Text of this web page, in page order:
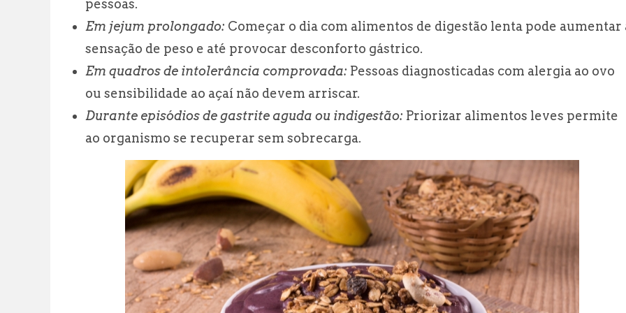
pessoas.
Em jejum prolongado: Começar o dia com alimentos de digestão lenta pode aumentar
sensação de peso e até provocar desconforto gástrico.
Em quadros de intolerância comprovada: Pessoas diagnosticadas com alergia ao ovo
ou sensibilidade ao açaí não devem arriscar.
Durante episódios de gastrite aguda ou indigestão: Priorizar alimentos leves permite
ao organismo se recuperar sem sobrecarga.